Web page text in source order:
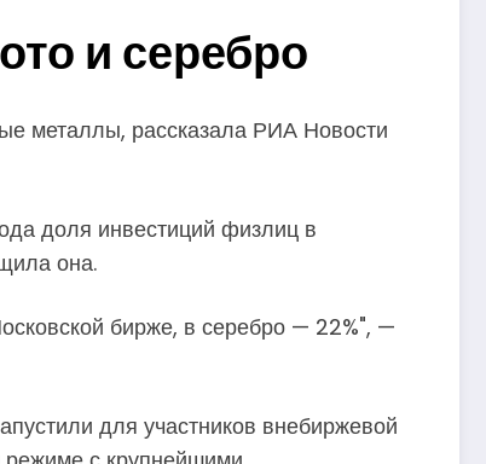
и серебро
металлы, рассказала РИА Новости
доля инвестиций физлиц в
она.
бирже, в серебро — 22%", —
для участников внебиржевой